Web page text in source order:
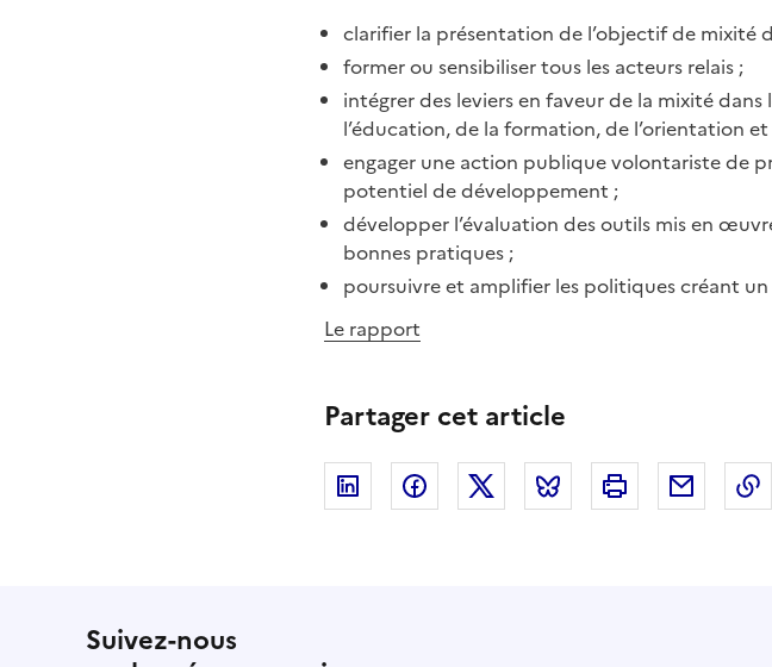
clarifier la présentation de l’objectif de mixité
former ou sensibiliser tous les acteurs relais ;
intégrer des leviers en faveur de la mixité
l’éducation, de la formation, de l’orientation
engager une action publique volontariste de
potentiel de développement ;
développer l’évaluation des outils mis en
bonnes pratiques ;
poursuivre et amplifier les politiques créant
Le rapport
Partager cet article
Linkedin FacebookTwitter Bluesky Imprimer Courriel
Suivez-nous